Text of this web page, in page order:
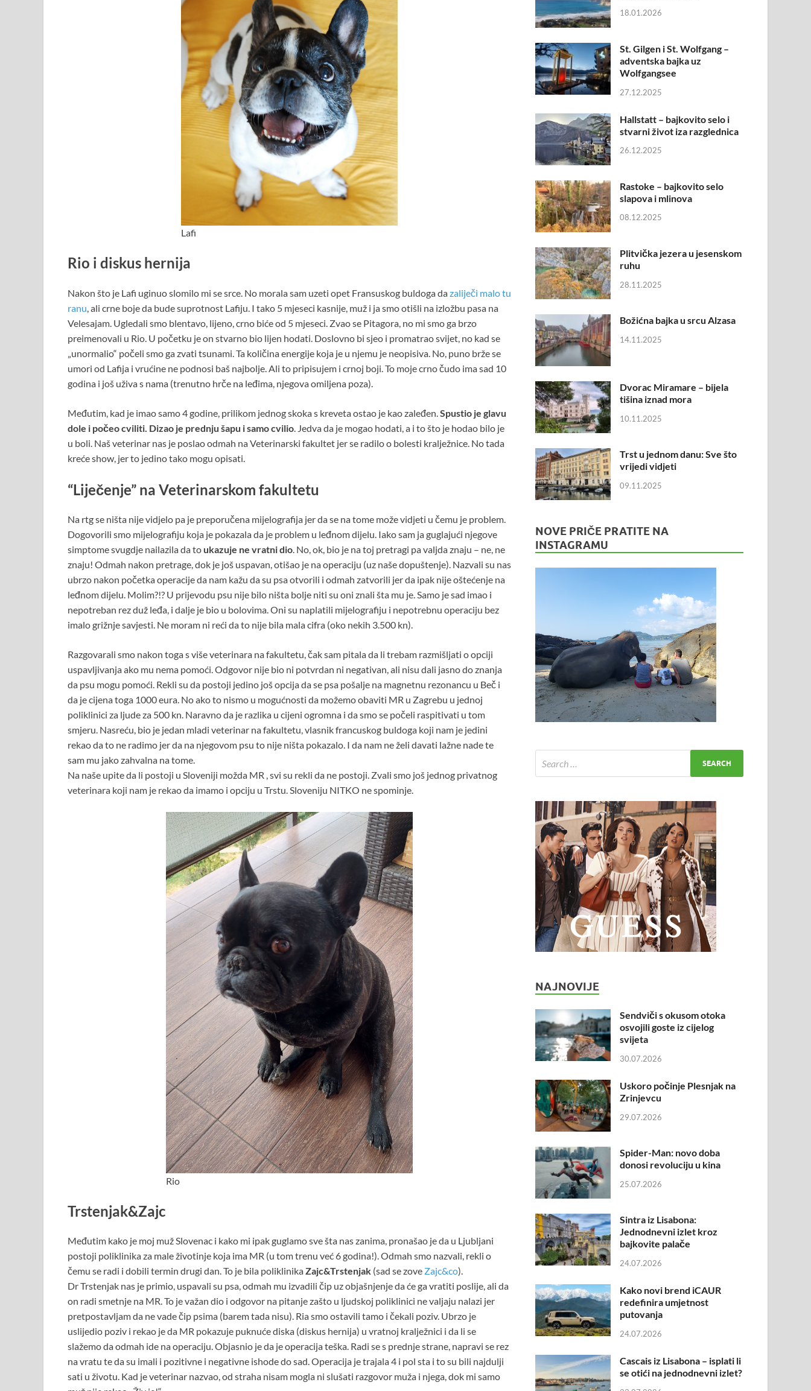
Lafi
Rio i diskus hernija
Nakon što je Lafi uginuo slomilo mi se srce. No morala sam uzeti opet Fransuskog buldoga dazaliječi malo tu
ranu , ali crne boje da bude suprotnost Lafiju. I tako 5 mjeseci kasnije, muž i ja smo otišli na izložbu pasa na
Velesajam. Ugledali smo blentavo, lijeno, crno biće od 5 mjeseci. Zvao se Pitagora, no mi smo ga brzo
preimenovali u Rio. U početku je on stvarno bio lijen hodati. Doslovno bi sjeo i promatrao svijet, no kad se
„unormalio“ počeli smo ga zvati tsunami. Ta količina energije koja je u njemu je neopisiva. No, puno brže se
umori od Lafija i vrućine ne podnosi baš najbolje. Ali to pripisujem i crnoj boji. To moje crno čudo ima sad 10
godina i još uživa s nama (trenutno hrče na leđima, njegova omiljena poza).
Međutim, kad je imao samo 4 godine, prilikom jednog skoka s kreveta ostao je kao zaleđen. Spustio je glavu
dole i počeo cviliti. Dizao je prednju šapu i samo cvilio . Jedva da je mogao hodati, a i to što je hodao bilo je
u boli. Naš veterinar nas je poslao odmah na Veterinarski fakultet jer se radilo o bolesti kralježnice. No tada
kreće show, jer to jedino tako mogu opisati.
“Liječenje” na Veterinarskom fakultetu
Na rtg se ništa nije vidjelo pa je preporučena mijelografija jer da se na tome može vidjeti u čemu je problem.
Dogovorili smo mijelografiju koja je pokazala da je problem u leđnom dijelu. Iako sam ja guglajući njegove
simptome svugdje nailazila da to ukazuje ne vratni dio. No, ok, bio je na toj pretragi pa valjda znaju – ne, ne
znaju! Odmah nakon pretrage, dok je još uspavan, otišao je na operaciju (uz naše dopuštenje). Nazvali su nas
ubrzo nakon početka operacije da nam kažu da su psa otvorili i odmah zatvorili jer da ipak nije oštećenje na
leđnom dijelu. Molim?!? U prijevodu psu nije bilo ništa bolje niti su oni znali šta mu je. Samo je sad imao i
nepotreban rez duž leđa, i dalje je bio u bolovima. Oni su naplatili mijelografiju i nepotrebnu operaciju bez
imalo grižnje savjesti. Ne moram ni reći da to nije bila mala cifra (oko nekih 3.500 kn).
Razgovarali smo nakon toga s više veterinara na fakultetu, čak sam pitala da li trebam razmišljati o opciji
uspavljivanja ako mu nema pomoći. Odgovor nije bio ni potvrdan ni negativan, ali nisu dali jasno do znanja
da psu mogu pomoći. Rekli su da postoji jedino još opcija da se psa pošalje na magnetnu rezonancu u Beč i
da je cijena toga 1000 eura. No ako to nismo u mogućnosti da možemo obaviti MR u Zagrebu u jednoj
poliklinici za ljude za 500 kn. Naravno da je razlika u cijeni ogromna i da smo se počeli raspitivati u tom
smjeru. Nasreću, bio je jedan mladi veterinar na fakultetu, vlasnik francuskog buldoga koji nam je jedini
rekao da to ne radimo jer da na njegovom psu to nije ništa pokazalo. I da nam ne želi davati lažne nade te
sam mu jako zahvalna na tome.
Na naše upite da li postoji u Sloveniji možda MR , svi su rekli da ne postoji. Zvali smo još jednog privatnog
veterinara koji nam je rekao da imamo i opciju u Trstu. Sloveniju NITKO ne spominje.
Rio
Trstenjak&Zajc
Međutim kako je moj muž Slovenac i kako mi ipak guglamo sve šta nas zanima, pronašao je da u Ljubljani
postoji poliklinika za male životinje koja ima MR (u tom trenu već 6 godina!). Odmah smo nazvali, rekli o
čemu se radi i dobili termin drugi dan. To je bila poliklinikaZajc&Trstenjak (sad se zove Zajc&co).
Dr Trstenjak nas je primio, uspavali su psa, odmah mu izvadili čip uz objašnjenje da će ga vratiti poslije, ali da
on radi smetnje na MR. To je važan dio i odgovor na pitanje zašto u ljudskoj poliklinici ne valjaju nalazi jer
pretpostavljam da ne vade čip psima (barem tada nisu). Ria smo ostavili tamo i čekali poziv. Ubrzo je
uslijedio poziv i rekao je da MR pokazuje puknuće diska (diskus hernija) u vratnoj kralježnici i da li se
slažemo da odmah ide na operaciju. Objasnio je da je operacija teška. Radi se s prednje strane, napravi se rez
na vratu te da su imali i pozitivne i negativne ishode do sad. Operacija je trajala 4 i pol sta i to su bili najdulji
sati u životu. Kad je veterinar nazvao, od straha nisam mogla ni slušati razgovor muža i njega, dok mi samo
18.01.2026
St. Gilgen i St. Wolfgang –
adventska bajka uz
Wolfgangsee
27.12.2025
Hallstatt – bajkovito selo i
stvarni život iza razglednica
26.12.2025
Rastoke – bajkovito selo
slapova i mlinova
08.12.2025
Plitvička jezera u jesenskom
ruhu
28.11.2025
Božićna bajka u srcu Alzasa
14.11.2025
Dvorac Miramare – bijela
tišina iznad mora
10.11.2025
Trst u jednom danu: Sve što
vrijedi vidjeti
09.11.2025
NOVE PRIČE PRATITE NA
INSTAGRAMU
NAJNOVIJE
Sendviči s okusom otoka
osvojili goste iz cijelog
svijeta
30.07.2026
Uskoro počinje Plesnjak na
Zrinjevcu
29.07.2026
Spider-Man: novo doba
donosi revoluciju u kina
25.07.2026
Sintra iz Lisabona:
Jednodnevni izlet kroz
bajkovite palače
24.07.2026
Kako novi brend iCAUR
redefinira umjetnost
putovanja
24.07.2026
Cascais iz Lisabona – isplati li
se otići na jednodnevni izlet?